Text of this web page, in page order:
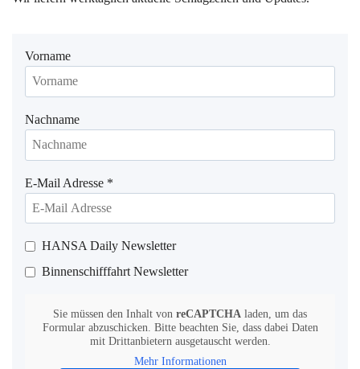
Vorname
Nachname
E-Mail Adresse *
HANSA Daily Newsletter
Binnenschifffahrt Newsletter
Sie müssen den Inhalt von reCAPTCHA laden, um das
Formular abzuschicken. Bitte beachten Sie, dass dabei Daten
mit Drittanbietern ausgetauscht werden.
Mehr Informationen